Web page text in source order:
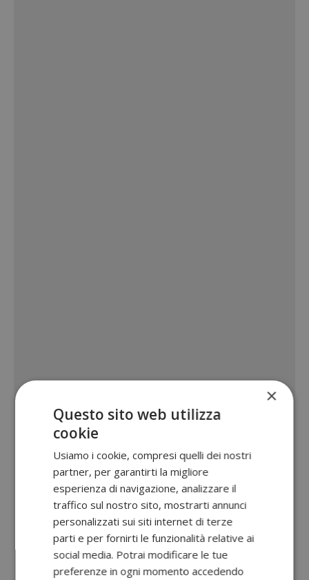
×
Questo sito web utilizza
cookie
Usiamo i cookie, compresi quelli dei nostri
partner, per garantirti la migliore
esperienza di navigazione, analizzare il
traffico sul nostro sito, mostrarti annunci
personalizzati sui siti internet di terze
parti e per fornirti le funzionalità relative ai
social media. Potrai modificare le tue
preferenze in ogni momento accedendo